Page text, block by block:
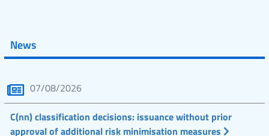
News
07/08/2026
C(nn) classification decisions: issuance without prior
approval of additional risk minimisation measures